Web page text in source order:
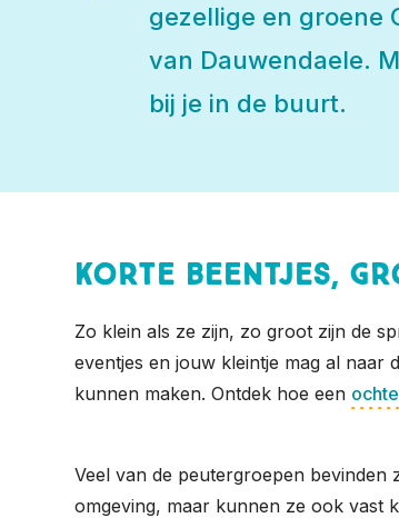
gezellige en groene
van Dauwendaele.
bij je in de buurt.
Korte beentjes,
Zo klein als ze zijn, zo groot zijn de
eventjes en jouw kleintje mag al
kunnen maken. Ontdek hoe een
Veel van de peutergroepen bevinden
omgeving, maar kunnen ze ook vast